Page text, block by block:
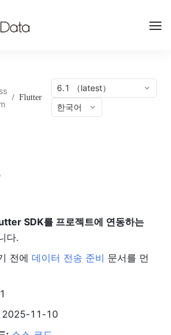
/ Flutter
6.1 （latest）
한국어
SDK를 프로젝트에 연동하는
다.
전에 데이터 전송 준비 문서를 먼
2025-11-10